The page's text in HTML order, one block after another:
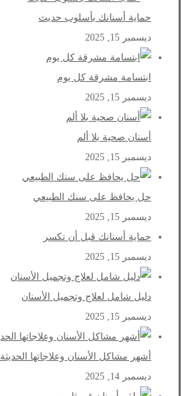
حماية أسنانك بأسلوب حديث
ديسمبر 15, 2025
ابتسامة مشرقة كل يوم
ديسمبر 15, 2025
أسنان صحية بلا ألم
ديسمبر 15, 2025
حل يحافظ على سنك الطبيعي
ديسمبر 15, 2025
حماية أسنانك قبل أن تكسر
ديسمبر 15, 2025
دليل شامل لعلاج وتجميل الأسنان
ديسمبر 15, 2025
أشهر مشاكل الأسنان وعلاجاتها الحديثة
ديسمبر 14, 2025